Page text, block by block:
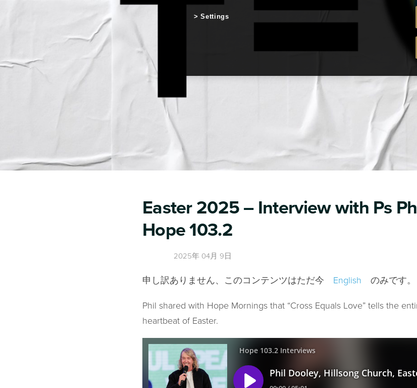
Easter 2025 – Interview with Ps
Hope 103.2
2025年 04月 9日
申し訳ありません、このコンテンツはただ今 English のみです。
Phil shared with Hope Mornings that “Cross Equals Love” tells the
heartbeat of Easter.
Settings